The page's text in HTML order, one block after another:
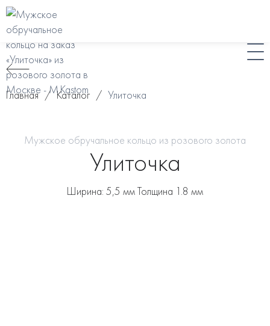
Главная / Каталог / Улиточка
Мужское обручальное кольцо из розового золота
Улиточка
Ширина: 5,5 мм Толщина 1.8 мм